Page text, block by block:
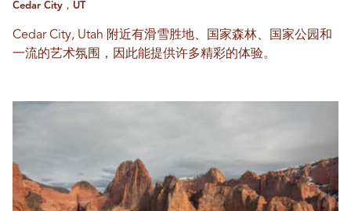
Cedar City，UT
Cedar City, Utah 附近有滑雪胜地、国家森林、国家公园和
一流的艺术氛围，因此能提供许多精彩的体验。